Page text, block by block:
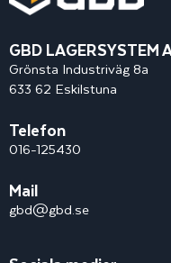
GBD LAGERSYSTEM
Grönsta Industriväg 8a
633 62 Eskilstuna
Telefon
016-125430
Mail
gbd@gbd.se